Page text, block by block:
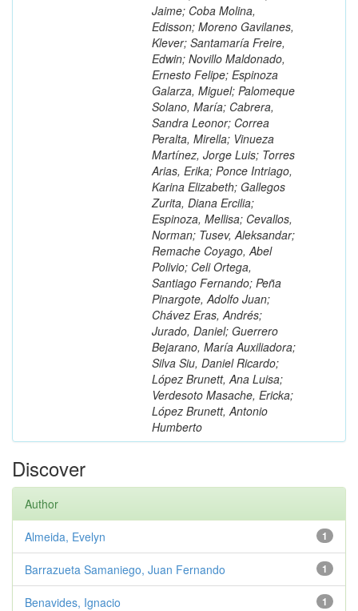
Jaime; Coba Molina,
Edisson; Moreno Gavilanes,
Klever; Santamaría Freire,
Edwin; Novillo Maldonado,
Ernesto Felipe; Espinoza
Galarza, Miguel; Palomeque
Solano, María; Cabrera,
Sandra Leonor; Correa
Peralta, Mirella; Vinueza
Martínez, Jorge Luis; Torres
Arias, Erika; Ponce Intriago,
Karina Elizabeth; Gallegos
Zurita, Diana Ercilia;
Espinoza, Mellisa; Cevallos,
Norman; Tusev, Aleksandar;
Remache Coyago, Abel
Polivio; Celi Ortega,
Santiago Fernando; Peña
Pinargote, Adolfo Juan;
Chávez Eras, Andrés;
Jurado, Daniel; Guerrero
Bejarano, María Auxiliadora;
Silva Siu, Daniel Ricardo;
López Brunett, Ana Luisa;
Verdesoto Masache, Ericka;
López Brunett, Antonio
Humberto
Discover
Author
1
Almeida, Evelyn
1
Barrazueta Samaniego, Juan Fernando
1
Benavides, Ignacio